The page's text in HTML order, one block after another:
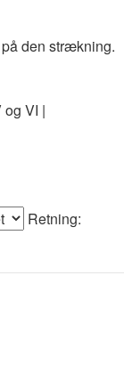
den strækning.
VI |
Retning: